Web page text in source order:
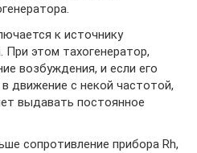
к источнику
При этом тахогенератор,
возбуждения, и если его
движение с некой частотой,
выдавать постоянное
сопротивление прибора Rh,